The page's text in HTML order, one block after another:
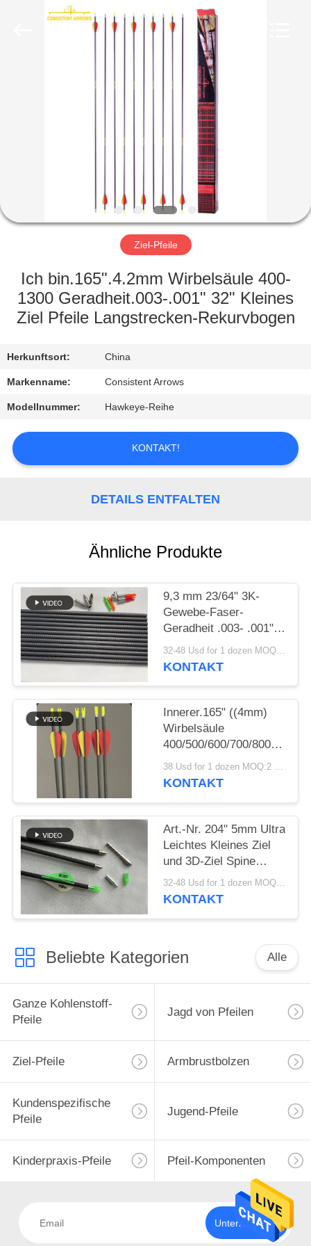
FABRIK-
QUALITÄTSKONTROLLE
SIE
MIT
UNS
IN
VERBINDUNG
FORDERN
SITEMAP
DATENSCHUTZRICHTLINIE
Ziel-Pfeile
Ich bin.165".4.2mm Wirbelsäule 400-
1300 Geradheit.003-.001" 32" Kleines
Ziel Pfeile Langstrecken-Rekurvbogen
Herkunftsort: China
Markenname: Consistent Arrows
Modellnummer: Hawkeye-Reihe
KONTAKT!
DETAILS ENTFALTEN
Ähnliche Produkte
9,3 mm 23/64" 3K-
Gewebe-Faser-
Geradheit .003- .001"
Spine
250/300/350/400/500/600
für Zielscheiben
32-48 Usd for 1 dozen MOQ:2 Dutzende
KONTAKT
Innerer.165" ((4mm)
Wirbelsäule
400/500/600/700/800/900/
Leichteres Gewicht
Langstrecke Mirco
38 Usd for 1 dozen MOQ:2 Dutzende
KONTAKT
Art.-Nr. 204" 5mm Ultra
Leichtes Kleines Ziel
und 3D-Ziel Spine
250/300/350/400/500/600/
Pfeile
32-48 Usd for 1 dozen MOQ:2 Dutzende
KONTAKT
Beliebte Kategorien Alle
Ganze Kohlenstoff-
Pfeile
Jagd von Pfeilen
Ziel-Pfeile Armbrustbolzen
Kundenspezifische
Pfeile
Jugend-Pfeile
Kinderpraxis-Pfeile Pfeil-Komponenten
Unterzeichnen